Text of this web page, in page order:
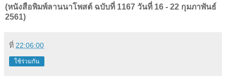
(หนังสือพิมพ์ลานนาโพสต์ ฉบับที่ 1167 วันที่ 16 - 22 กุมภาพันธ์
2561)
ที่ 22:06:00
ใช้ร่วมกัน